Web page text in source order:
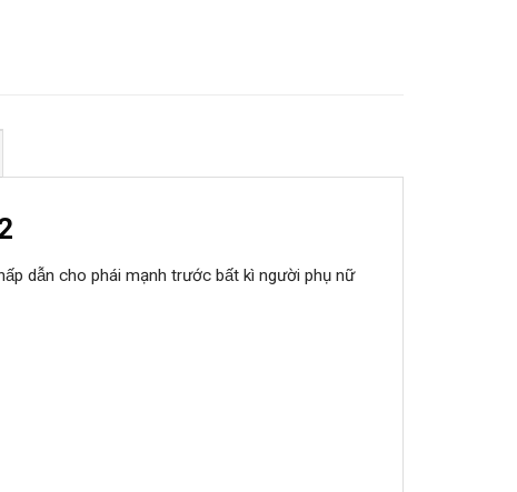
dẫn cho phái mạnh trước bất kì người phụ nữ